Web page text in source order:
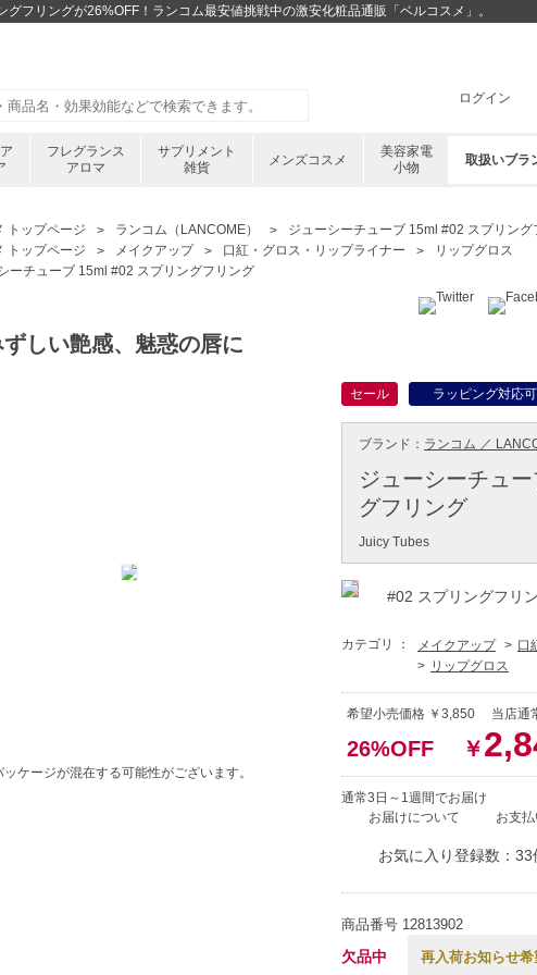
フリングが26%OFF！ランコム最安値挑戦中の激安化粧品通販「ベルコスメ」。
ログイン
フレグランス
アロマ
サプリメント
雑貨
メンズコスメ
美容家電
小物
取扱いブラ
トップページ ランコム（LANCOME）
ジューシーチューブ 15ml #02 スプリング
トップページ
メイクアップ 口紅・グロス・リップライナー
リップグロス
ーチューブ 15ml #02 スプリングフリング
しい艶感、魅惑の唇に
ケージが混在する可能性がございます。
セール ラッピング対応可
ブランド： ランコム ／
ジューシーチュ
グフリング
Juicy Tubes
#02 スプリングフリ
カテゴリ ： メイクアップ
口
リップグロス
希望小売価格 ￥3,850 当店通
26%OFF ￥
通常3日～1週間でお届け
お届けについて
お支
お気に入り登録数：33
商品番号 12813902
欠品中 再入荷お知らせ希